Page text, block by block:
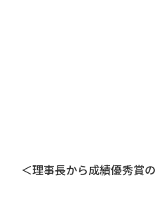
＜理事長から成績優秀賞